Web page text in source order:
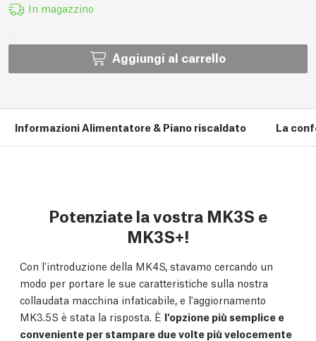
In magazzino
Aggiungi al carrello
Informazioni Alimentatore & Piano riscaldato La
Potenziate la vostra MK3S e
MK3S+!
Con l'introduzione della MK4S, stavamo cercando un
modo per portare le sue caratteristiche sulla nostra
collaudata macchina infaticabile, e l'aggiornamento
MK3.5S è stata la risposta. È l'opzione più semplice e
conveniente per stampare due volte più velocemente